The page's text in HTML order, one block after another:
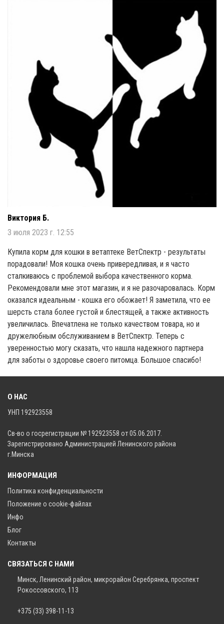
Виктория Б.
3 июля 2023 г. 12:55
Купила корм для кошки в ветаптеке ВетСпектр - результаты
порадовали! Моя кошка очень привередливая, и я часто
сталкиваюсь с проблемой выбора качественного корма.
Рекомендовали мне этот магазин, и я не разочаровалась. Корм
оказался идеальным - кошка его обожает! Я заметила, что ее
шерсть стала более густой и блестящей, а также активность
увеличилась. Впечатлена не только качеством товара, но и
дружелюбным обслуживанием в ВетСпектр. Теперь с
уверенностью могу сказать, что нашла надежного партнера
для заботы о здоровье своего питомца. Большое спасибо!
О НАС
УНП 192923558
Св-во о госрегистрации № 192923558 от 05.06.2017.
Зарегистрировано Администрацией Ленинского района
г.Минска
ИНФОРМАЦИЯ
Политика конфиденциальности
Положение о cookie-файлах
Инфо
Блог
Контакты
СВЯЗАТЬСЯ С НАМИ
Минск, Ленинский район, микрорайон Серебрянка, проспект
Рокоссовского, 113
+375 (33) 398-11-13